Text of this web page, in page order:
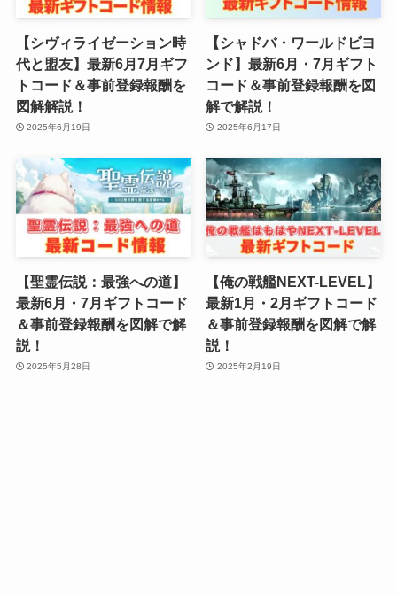
【シヴィライゼーション時
代と盟友】最新6月7月ギフ
トコード＆事前登録報酬を
図解解説！
2025年6月19日
【シャドバ・ワールドビヨ
ンド】最新6月・7月ギフト
コード＆事前登録報酬を図
解で解説！
2025年6月17日
【聖霊伝説：最強への道】
最新6月・7月ギフトコード
＆事前登録報酬を図解で解
説！
2025年5月28日
【俺の戦艦NEXT-LEVEL】
最新1月・2月ギフトコード
＆事前登録報酬を図解で解
説！
2025年2月19日